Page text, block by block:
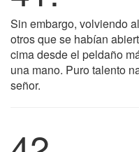
Sin embargo, volviendo
otros que se habían
cima desde el peldaño
una mano. Puro talento
señor.